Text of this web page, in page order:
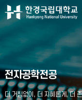
전자공학전공